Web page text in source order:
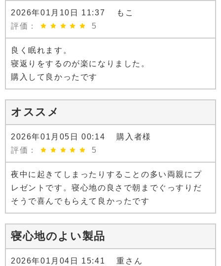
2026年01月10日 11:37 もこ
評価：
5
良く眠れます。
寝返りをするのが楽になりました。
購入して良かったです
オススメ
2026年01月05日 00:14 購入者様
評価：
5
夜中に起きてしまったりすることの多い両親にプ
レゼントです。寝心地の良さで朝までぐっすりだ
そうで喜んでもらえて良かったです
寝心地のよい製品
2026年01月04日 15:41 重さん